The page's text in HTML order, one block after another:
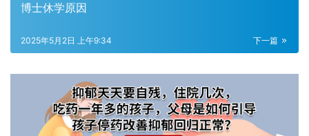
博士休学原因
下一篇
2025年5月2日 上午9:34